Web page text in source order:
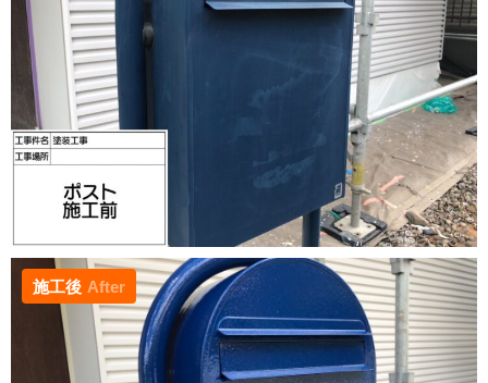
施工後 After